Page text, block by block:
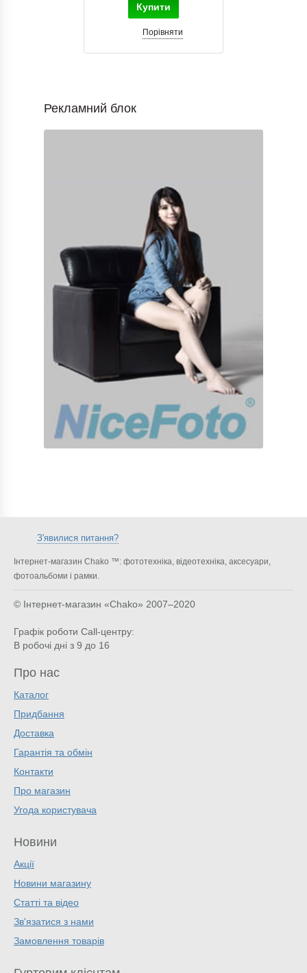
Купити
Порівняти
Рекламний блок
З'явилися питання?
Інтернет-магазин Chako ™: фототехніка, відеотехніка, аксесуари,
фотоальбоми і рамки.
© Інтернет-магазин «Chako» 2007–2020
Графік роботи Call-центру:
В робочі дні з 9 до 16
Про нас
Каталог
Придбання
Доставка
Гарантія та обмін
Контакти
Про магазин
Угода користувача
Новини
Акції
Новини магазину
Статті та відео
Зв'язатися з нами
Замовлення товарів